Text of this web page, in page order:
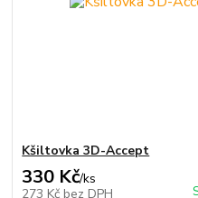
Kšiltovka 3D-Accept
330 Kč/ks
273 Kč bez DPH